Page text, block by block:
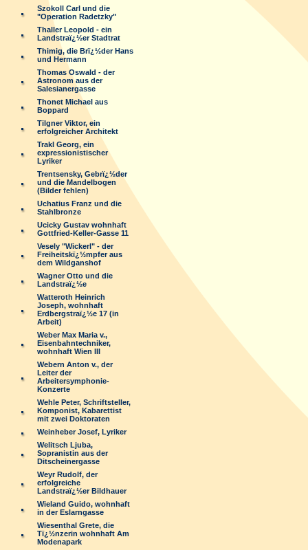
Szokoll Carl und die
"Operation Radetzky"
Thaller Leopold - ein
Landstraï¿½er Stadtrat
Thimig, die Brï¿½der Hans
und Hermann
Thomas Oswald - der
Astronom aus der
Salesianergasse
Thonet Michael aus
Boppard
Tilgner Viktor, ein
erfolgreicher Architekt
Trakl Georg, ein
expressionistischer
Lyriker
Trentsensky, Gebrï¿½der
und die Mandelbogen
(Bilder fehlen)
Uchatius Franz und die
Stahlbronze
Ucicky Gustav wohnhaft
Gottfried-Keller-Gasse 11
Vesely "Wickerl" - der
Freiheitskï¿½mpfer aus
dem Wildganshof
Wagner Otto und die
Landstraï¿½e
Watteroth Heinrich
Joseph, wohnhaft
Erdbergstraï¿½e 17 (in
Arbeit)
Weber Max Maria v.,
Eisenbahntechniker,
wohnhaft Wien III
Webern Anton v., der
Leiter der
Arbeitersymphonie-
Konzerte
Wehle Peter, Schriftsteller,
Komponist, Kabarettist
mit zwei Doktoraten
Weinheber Josef, Lyriker
Welitsch Ljuba,
Sopranistin aus der
Ditscheinergasse
Weyr Rudolf, der
erfolgreiche
Landstraï¿½er Bildhauer
Wieland Guido, wohnhaft
in der Eslarngasse
Wiesenthal Grete, die
Tï¿½nzerin wohnhaft Am
Modenapark